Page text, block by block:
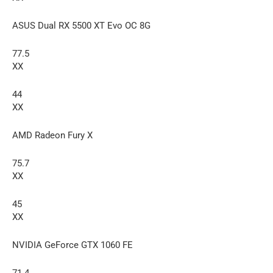
ASUS Dual RX 5500 XT Evo OC 8G
77.5
XX
44
XX
AMD Radeon Fury X
75.7
XX
45
XX
NVIDIA GeForce GTX 1060 FE